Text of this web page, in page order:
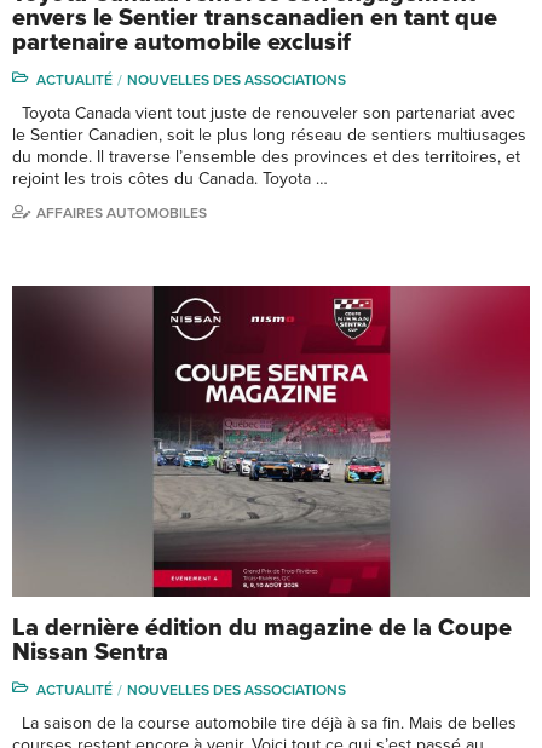
envers le Sentier transcanadien en tant que
partenaire automobile exclusif
ACTUALITÉ NOUVELLES DES ASSOCIATIONS
Toyota Canada vient tout juste de renouveler son partenariat avec
le Sentier Canadien, soit le plus long réseau de sentiers multiusages
du monde. Il traverse l’ensemble des provinces et des territoires, et
rejoint les trois côtes du Canada. Toyota …
AFFAIRES AUTOMOBILES
La dernière édition du magazine de la Coupe
Nissan Sentra
ACTUALITÉ NOUVELLES DES ASSOCIATIONS
La saison de la course automobile tire déjà à sa fin. Mais de belles